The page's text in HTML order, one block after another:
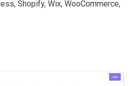
Shopify, Wix, WooCommerce,